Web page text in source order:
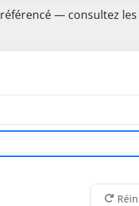
référencé — consultez